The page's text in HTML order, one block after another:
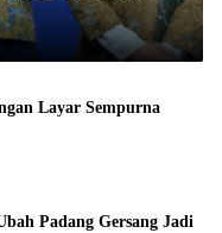
Layar Sempurna
Padang Gersang Jadi